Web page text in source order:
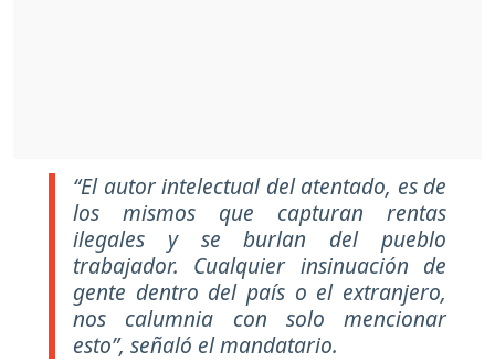
“El autor intelectual del atentado, es de
los mismos que capturan rentas
ilegales y se burlan del pueblo
trabajador. Cualquier insinuación de
gente dentro del país o el extranjero,
nos calumnia con solo mencionar
esto”, señaló el mandatario.